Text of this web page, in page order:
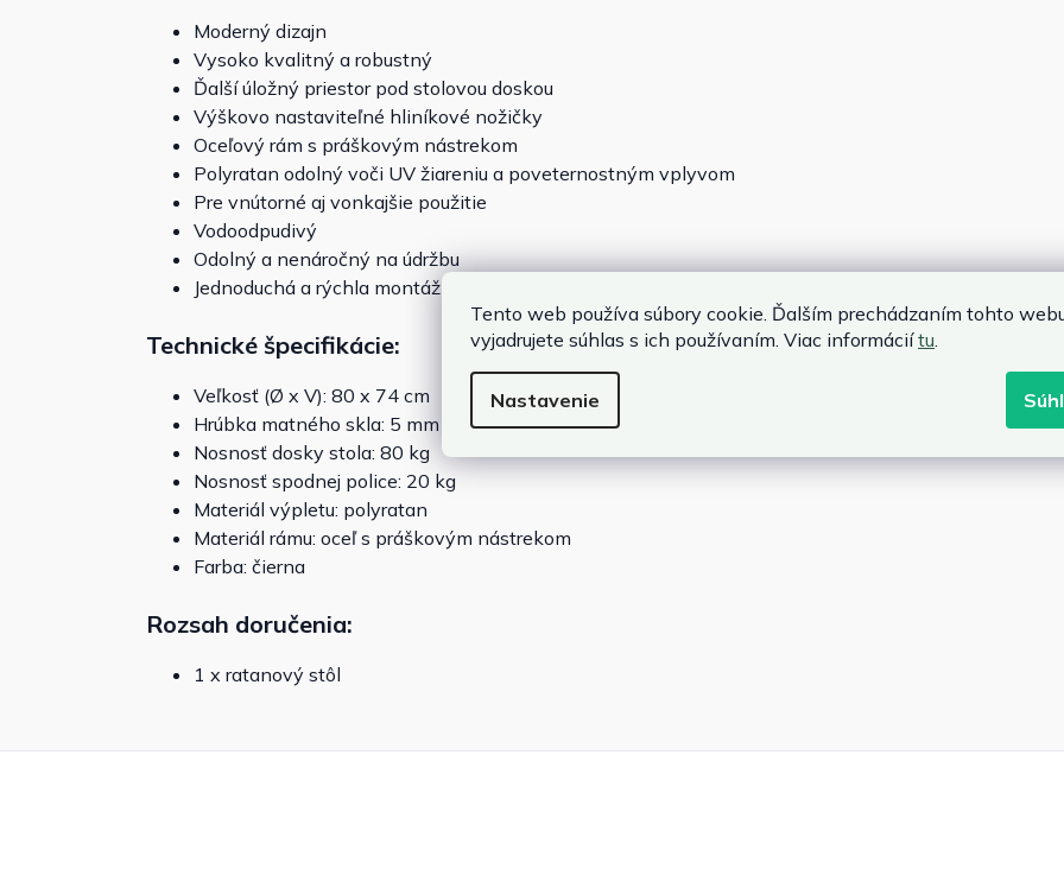
Tento web používa súbory cookie. Ďalším prechádzaním tohto
vyjadrujete súhlas s ich používaním. Viac informáciítu.
Nastavenie
Moderný dizajn
Vysoko kvalitný a robustný
Ďalší úložný priestor pod stolovou doskou
Výškovo nastaviteľné hliníkové nožičky
Oceľový rám s práškovým nástrekom
Polyratan odolný voči UV žiareniu a poveternostným vplyvom
Pre vnútorné aj vonkajšie použitie
Vodoodpudivý
Odolný a nenáročný na údržbu
Jednoduchá a rýchla montáž
Technické špecifikácie:
Veľkosť (Ø x V): 80 x 74 cm
Hrúbka matného skla: 5 mm
Nosnosť dosky stola: 80 kg
Nosnosť spodnej police: 20 kg
Materiál výpletu: polyratan
Materiál rámu: oceľ s práškovým nástrekom
Farba: čierna
Rozsah doručenia:
1 x ratanový stôl